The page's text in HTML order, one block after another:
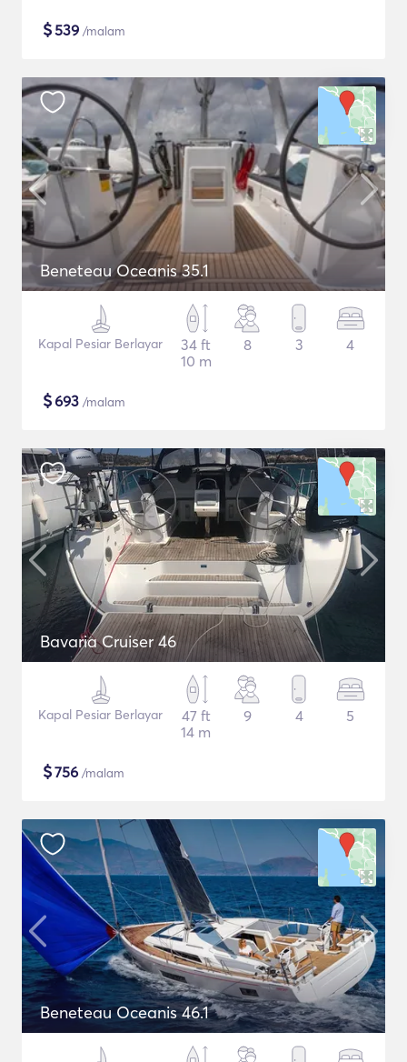
$539 /malam
Beneteau Oceanis 35.1
Kapal Pesiar Berlayar
34 ft
10 m
8 3 4
$693 /malam
Bavaria Cruiser 46
Kapal Pesiar Berlayar
47 ft
14 m
9 4 5
$756 /malam
Beneteau Oceanis 46.1